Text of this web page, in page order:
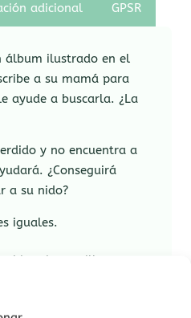
adicional GPSR
álbum ilustrado en el
a su mamá para
ayude a buscarla. ¿La
y no encuentra a
¿Conseguirá
a su nido?
iguales.
historia sencilla y